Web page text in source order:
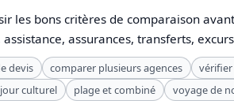
les bons critères de comparaison
assurances, transferts,
devis comparer plusieurs agences
culturel plage et combiné voyage de